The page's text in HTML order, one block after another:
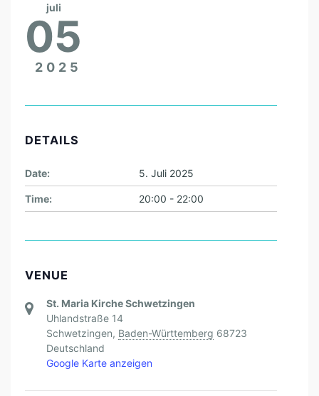
E
T
Z
G
R
K
M
M
R
juli
05
2025
DETAILS
Date: 5. Juli 2025
Time: 20:00 - 22:00
VENUE
St. Maria Kirche Schwetzingen
Uhlandstraße 14
Schwetzingen, Baden-Württemberg 68723
Deutschland
Google Karte anzeigen